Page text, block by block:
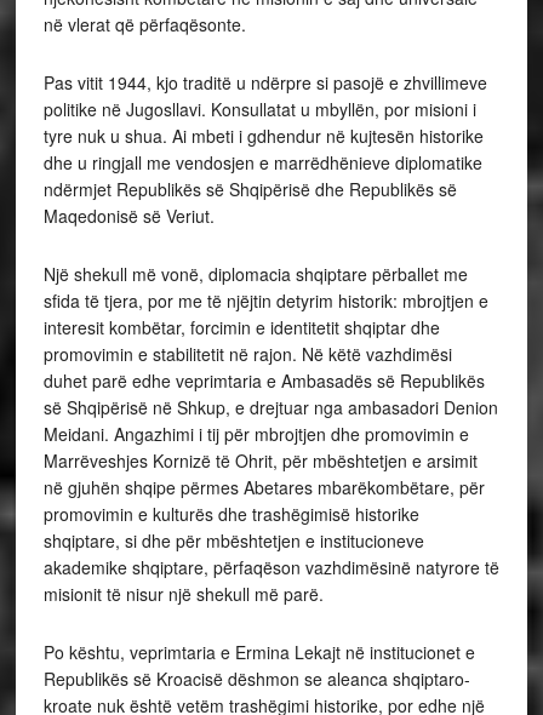
në vlerat që përfaqësonte.
Pas vitit 1944, kjo traditë u ndërpre si pasojë e zhvillimeve
politike në Jugosllavi. Konsullatat u mbyllën, por misioni i
tyre nuk u shua. Ai mbeti i gdhendur në kujtesën historike
dhe u ringjall me vendosjen e marrëdhënieve diplomatike
ndërmjet Republikës së Shqipërisë dhe Republikës së
Maqedonisë së Veriut.
Një shekull më vonë, diplomacia shqiptare përballet me
sfida të tjera, por me të njëjtin detyrim historik: mbrojtjen e
interesit kombëtar, forcimin e identitetit shqiptar dhe
promovimin e stabilitetit në rajon. Në këtë vazhdimësi
duhet parë edhe veprimtaria e Ambasadës së Republikës
së Shqipërisë në Shkup, e drejtuar nga ambasadori Denion
Meidani. Angazhimi i tij për mbrojtjen dhe promovimin e
Marrëveshjes Kornizë të Ohrit, për mbështetjen e arsimit
në gjuhën shqipe përmes Abetares mbarëkombëtare, për
promovimin e kulturës dhe trashëgimisë historike
shqiptare, si dhe për mbështetjen e institucioneve
akademike shqiptare, përfaqëson vazhdimësinë natyrore të
misionit të nisur një shekull më parë.
Po kështu, veprimtaria e Ermina Lekajt në institucionet e
Republikës së Kroacisë dëshmon se aleanca shqiptaro-
kroate nuk është vetëm trashëgimi historike, por edhe një